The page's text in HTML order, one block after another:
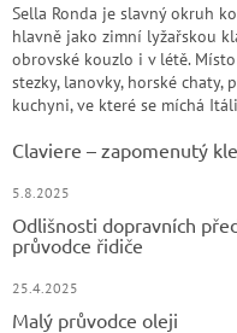
Sella Ronda je slavný okruh
hlavně jako zimní lyžařskou
obrovské kouzlo i v létě.
stezky, lanovky, horské chaty,
kuchyni, ve které se míchá
Claviere – zapomenutý
5.8.2025
Odlišnosti dopravních
průvodce řidiče
25.4.2025
Malý průvodce oleji